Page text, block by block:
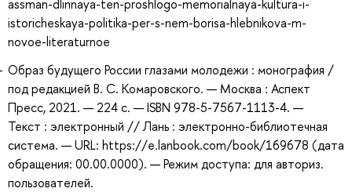
assman-dlinnaya-ten-proshlogo-memorialnaya-kultura-i-
istoricheskaya-politika-per-s-nem-borisa-hlebnikova-m-
novoe-literaturnoe
Образ будущего России глазами молодежи : монография /
под редакцией В. С. Комаровского. — Москва : Аспект
Пресс, 2021. — 224 с. — ISBN 978-5-7567-1113-4. —
Текст : электронный // Лань : электронно-библиотечная
система. — URL: https://e.lanbook.com/book/169678 (дата
обращения: 00.00.0000). — Режим доступа: для авториз.
пользователей.